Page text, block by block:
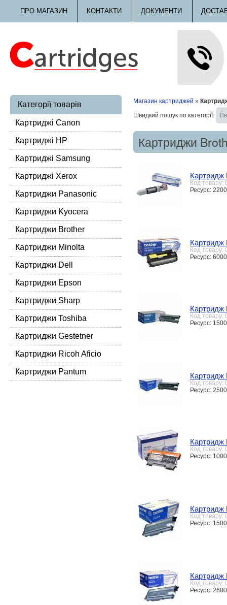
ПРО МАГАЗИН КОНТАКТИ ДОКУМЕНТИ
Категорії товарів
Картриджі Canon
Картриджі HP
Картриджі Samsung
Картриджі Xerox
Картриджи Panasonic
Картриджи Kyocera
Картриджи Brother
Картриджи Minolta
Картриджи Dell
Картриджи Epson
Картриджи Sharp
Картриджи Toshiba
Картриджи Gestetner
Картриджи Ricoh Aficio
Картриджи Pantum
Магазин картриджей »
Швидкий пошук по категорії:
Картриджи
Картридж
Код товару:
Ресурс: 2200
Картридж
Код товару:
Ресурс: 6000
Картридж
Код товару:
Ресурс: 1500
Картридж
Код товару:
Ресурс:
Картридж
Код товару:
Ресурс: 1000
Картридж
Код товару:
Ресурс: 1500
Картридж
Код товару:
Ресурс: